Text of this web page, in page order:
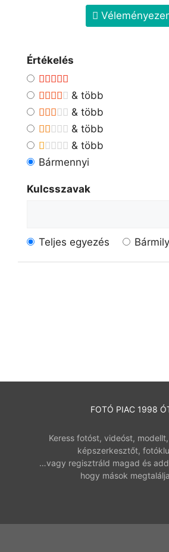
Értékelés
& több
& több
& több
& több
Bármennyi
Kulcsszavak
Teljes egyezés
FOTÓ PIAC 1998
Keress fotóst, videóst,
képszerkesztőt,
…vagy regisztráld magad és
hogy mások